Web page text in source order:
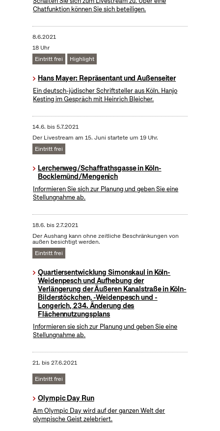
Chatfunktion können Sie sich beteiligen.
8.6.2021
18 Uhr
Eintritt frei
Highlight
Hans Mayer: Repräsentant und Außenseiter
Ein deutsch-jüdischer Schriftsteller aus Köln. Hanjo
Kesting im Gespräch mit Heinrich Bleicher.
14.6. bis5.7.2021
Der Livestream am 15. Juni startete um 19 Uhr.
Eintritt frei
Lerchenweg/Schaffrathsgasse in Köln-
Bocklemünd/Mengenich
Informieren Sie sich zur Planung und geben Sie eine
Stellungnahme ab.
18.6. bis2.7.2021
Der Aushang kann ohne zeitliche Beschränkungen von
außen besichtigt werden.
Eintritt frei
Quartiersentwicklung Simonskaul in Köln-
Weidenpesch und Aufhebung der
Verlängerung der Äußeren Kanalstraße in Köln-
Bilderstöckchen, -Weidenpesch und -
Longerich, 234. Änderung des
Flächennutzungsplans
Informieren sie sich zur Planung und geben Sie eine
Stellungnahme ab.
21. bis27.6.2021
Eintritt frei
Olympic Day Run
Am Olympic Day wird auf der ganzen Welt der
olympische Geist zelebriert.